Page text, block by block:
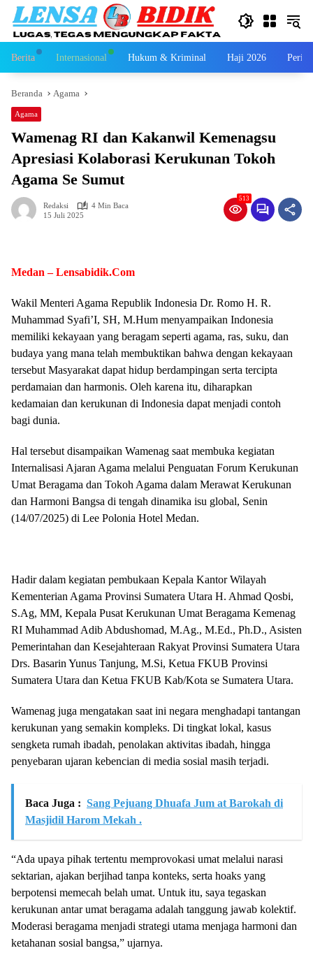
Langsung
konten
Berita Internasional Hukum & Kriminal Haji 2026
Beranda Agama
Agama
Wamenag RI dan Kakanwil Kemenagsu
Apresiasi Kolaborasi Kerukunan Tokoh
Agama Se Sumut
Redaksi
4 Min Baca
15 Juli 2025
513
Medan – Lensabidik.Com
Wakil Menteri Agama Republik Indonesia Dr. Romo H. R.
Muhammad Syafi’I, SH, M.Hum menyampaikan Indonesia
memiliki kekayaan yang beragam seperti agama, ras, suku, dan
budaya yang mana telah membuktikan bahwa dengan kekayaan
tersebut Masyarakat dapat hidup berdampingan serta tercipta
perdamaian dan harmonis. Oleh karena itu, diharapkan
kedamaian dan kerukunan di Indonesia dapat menjadi contoh
bagi dunia.
Hal tersebut disampaikan Wamenag saat membuka kegiatan
Internalisasi Ajaran Agama melalui Penguatan Forum Kerukunan
Umat Beragama dan Tokoh Agama dalam Merawat Kerukunan
dan Harmoni Bangsa di tengah dinamika isu global, Senin
(14/07/2025) di Lee Polonia Hotel Medan.
Hadir dalam kegiatan pembukaan Kepala Kantor Wilayah
Kementerian Agama Provinsi Sumatera Utara H. Ahmad Qosbi,
S.Ag, MM, Kepala Pusat Kerukunan Umat Beragama Kemenag
RI Muhammad Adib Abdushomad, M.Ag., M.Ed., Ph.D., Asisten
Pemerintahan dan Kesejahteraan Rakyat Provinsi Sumatera Utara
Drs. Basarin Yunus Tanjung, M.Si, Ketua FKUB Provinsi
Sumatera Utara dan Ketua FKUB Kab/Kota se Sumatera Utara.
Wamenag juga mengatakan saat ini negara menghadapi tantangan
kerukunan yang semakin kompleks. Di tingkat lokal, kasus
sengketa rumah ibadah, penolakan aktivitas ibadah, hingga
penyebaran ujaran kebencian di media sosial masih terjadi.
Baca Juga : Sang Pejuang Dhuafa Jum at Barokah di
Masjidil Harom Mekah .
“Ada upaya pihak tertentu memprovokasi umat melalui narasi
sektarian, ajakan berjihad tanpa konteks, serta hoaks yang
berpotensi memecah belah umat. Untuk itu, saya tegaskan
kerukunan antar umat beragama adalah tanggung jawab kolektif.
Moderasi beragama menjadi strategi utama menjaga harmoni dan
ketahanan sosial bangsa,” ujarnya.